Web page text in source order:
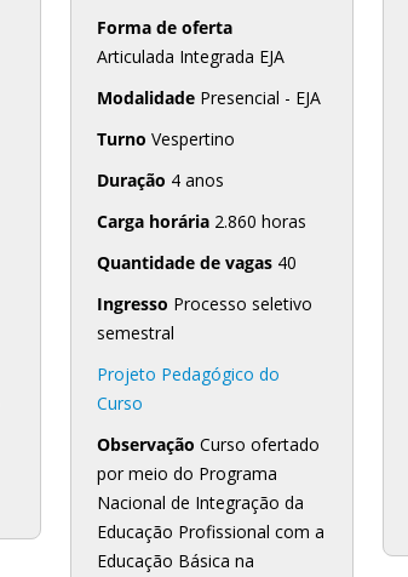
Forma de oferta
Articulada Integrada EJA
Modalidade Presencial - EJA
Turno Vespertino
Duração 4 anos
Carga horária 2.860 horas
Quantidade de vagas 40
Ingresso Processo seletivo
semestral
Projeto Pedagógico do
Curso
Observação Curso ofertado
por meio do Programa
Nacional de Integração da
Educação Profissional com a
Educação Básica na